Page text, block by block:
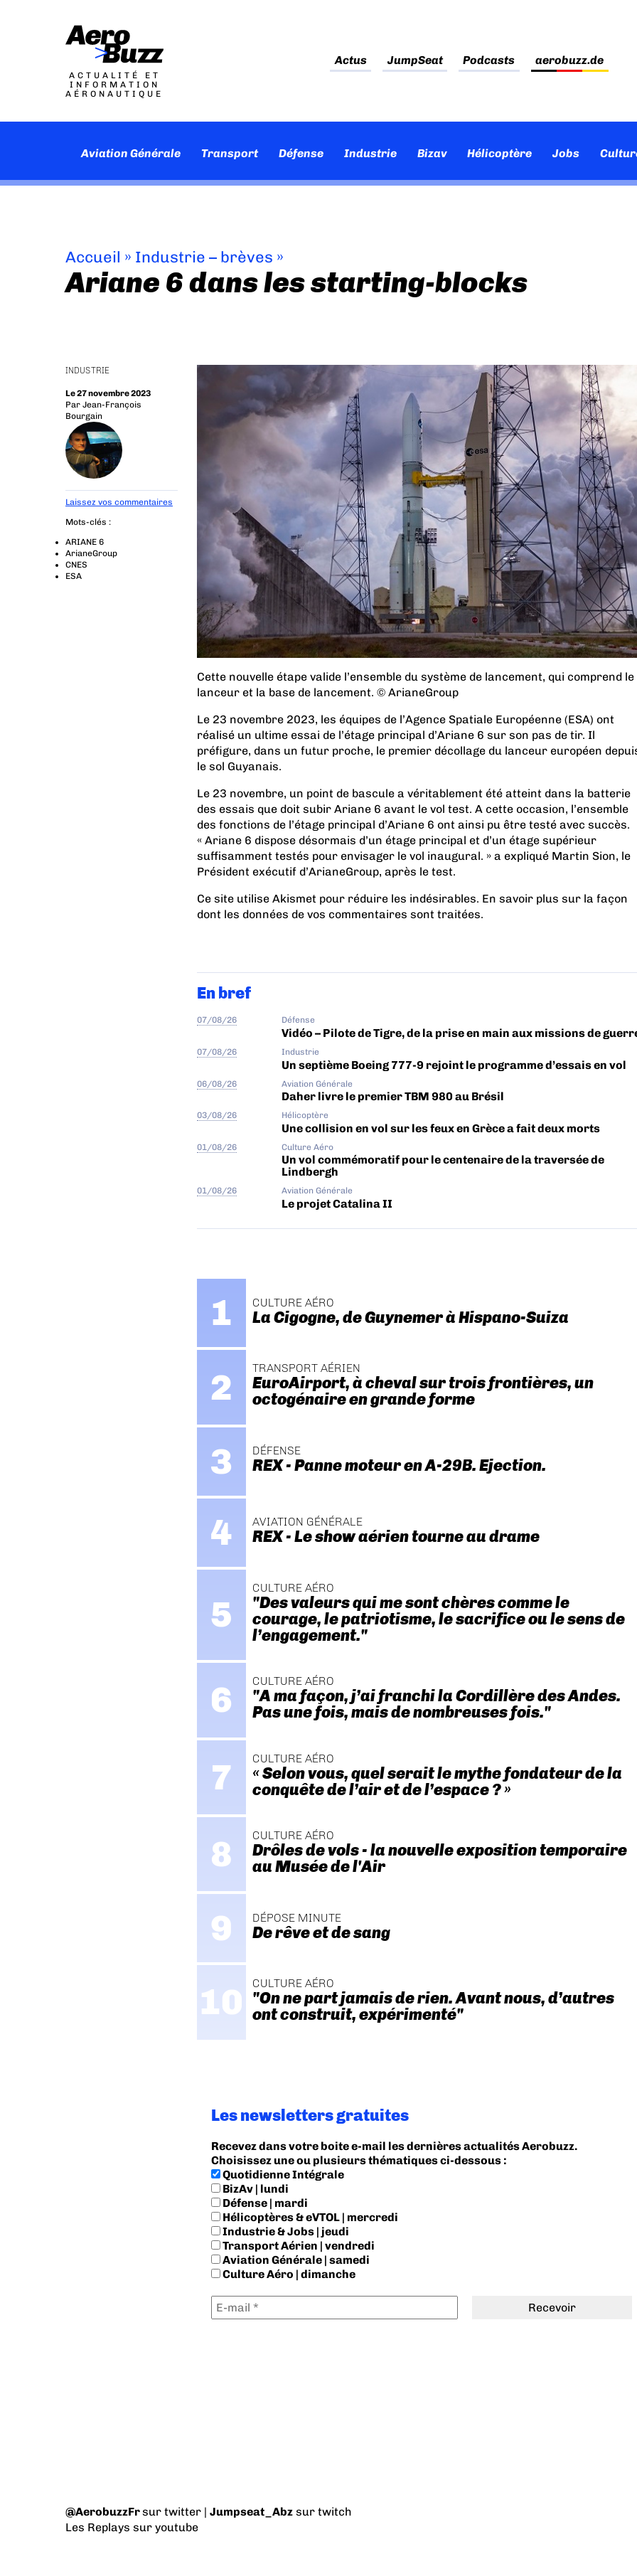
ACTUALITÉ ET
INFORMATION
AÉRONAUTIQUE
Actus JumpSeat Podcasts aerobuzz.de
Aviation Générale Transport Défense Industrie Bizav Hélicoptère Jobs
Accueil » Industrie – brèves »
Ariane 6 dans les starting-blocks
INDUSTRIE
Le 27 novembre 2023
Par Jean-François
Bourgain
Laissez vos commentaires
Mots-clés :
ARIANE 6
ArianeGroup
CNES
ESA
Cette nouvelle étape valide l’ensemble du système de lancement, qui comprend le
lanceur et la base de lancement. © ArianeGroup
Le 23 novembre 2023, les équipes de l’Agence Spatiale Européenne (ESA) ont
réalisé un ultime essai de l’étage principal d’Ariane 6 sur son pas de tir. Il
préfigure, dans un futur proche, le premier décollage du lanceur européen
le sol Guyanais.
Le 23 novembre, un point de bascule a véritablement été atteint dans la batterie
des essais que doit subir Ariane 6 avant le vol test. A cette occasion, l’ensemble
des fonctions de l’étage principal d’Ariane 6 ont ainsi pu être testé avec succès.
« Ariane 6 dispose désormais d’un étage principal et d’un étage supérieur
suffisamment testés pour envisager le vol inaugural. » a expliqué Martin Sion, le
Président exécutif d’ArianeGroup, après le test.
Ce site utilise Akismet pour réduire les indésirables. En savoir plus sur la façon
dont les données de vos commentaires sont traitées.
En bref
07/08/26 Défense
Vidéo – Pilote de Tigre, de la prise en main aux missions de
07/08/26 Industrie
Un septième Boeing 777-9 rejoint le programme d’essais en vol
06/08/26 Aviation Générale
Daher livre le premier TBM 980 au Brésil
03/08/26 Hélicoptère
Une collision en vol sur les feux en Grèce a fait deux morts
01/08/26 Culture Aéro
Un vol commémoratif pour le centenaire de la traversée de
Lindbergh
01/08/26 Aviation Générale
Le projet Catalina II
CULTURE AÉRO
La Cigogne, de Guynemer à Hispano-Suiza
TRANSPORT AÉRIEN
EuroAirport, à cheval sur trois frontières, un
octogénaire en grande forme
DÉFENSE
REX - Panne moteur en A-29B. Ejection.
AVIATION GÉNÉRALE
REX - Le show aérien tourne au drame
CULTURE AÉRO
"Des valeurs qui me sont chères comme le
courage, le patriotisme, le sacrifice ou le sens de
l’engagement."
CULTURE AÉRO
"A ma façon, j’ai franchi la Cordillère des Andes.
Pas une fois, mais de nombreuses fois."
CULTURE AÉRO
« Selon vous, quel serait le mythe fondateur de la
conquête de l’air et de l’espace ? »
CULTURE AÉRO
Drôles de vols - la nouvelle exposition temporaire
au Musée de l'Air
DÉPOSE MINUTE
De rêve et de sang
CULTURE AÉRO
"On ne part jamais de rien. Avant nous, d’autres
ont construit, expérimenté"
Les newsletters gratuites
Recevez dans votre boite e-mail les dernières actualités Aerobuzz.
Choisissez une ou plusieurs thématiques ci-dessous :
Quotidienne Intégrale
BizAv | lundi
Défense | mardi
Hélicoptères & eVTOL | mercredi
Industrie & Jobs | jeudi
Transport Aérien | vendredi
Aviation Générale | samedi
Culture Aéro | dimanche
@AerobuzzFrsur twitter | Jumpseat_Abz sur twitch
Les Replays sur youtube